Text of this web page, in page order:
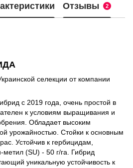
Отзывы 2
селекции от компании
с 2019 года, очень простой в
к условиям выращивания и
Обладает высоким
урожайностью. Стойки к основным
Устойчив к гербицидам,
(SU) - 50 г/га. Гибрид
уникальную устойчивость к